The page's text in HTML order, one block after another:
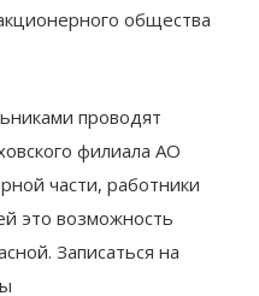
общества
проводят
филиала АО
части, работники
это возможность
Записаться на